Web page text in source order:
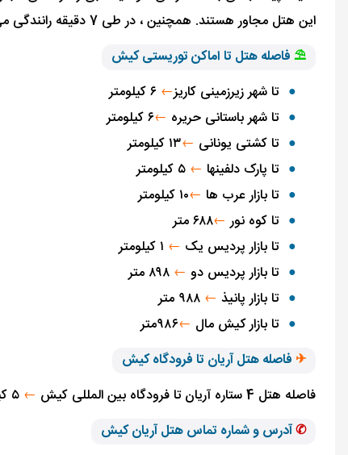
این هتل مجاور هستند. همچنین ، در طی 7 دقیقه رانندگی می توانید به فرودگاه بین المللی کیش برسید.
⛱فاصله هتل تا اماکن توریستی کیش
تا شهر زیرزمینی کاریز← ۶ کیلومتر
تا شهر باستانی حریره ←۶ کیلومتر
تا کشتی یونانی ←۱۳ کیلومتر
تا پارک دلفینها ← ۵ کیلومتر
تا بازار عرب ها ←۱۰ کیلومتر
تا کوه نور ←۶۸۸ متر
تا بازار پردیس یک ←
تا بازار پردیس دو ← ۸۹۸ متر
تا بازار پانیذ ← ۹۸۸ متر
تا بازار كيش مال ←۹۸۶متر
✈ فاصله هتل آریان تا فرودگاه کیش
فاصله هتل 4 ستاره آریان تا فرودگاه بین المللی کیش
← ۵ کیلومتر و ۹۱۲ متر
✆آدرس و شماره تماس هتل آریان کیش